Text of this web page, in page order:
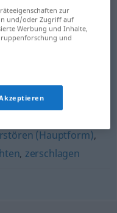
(Hauptform),
, zerschlagen
zur
und/oder Zugriff auf
Werbung und Inhalte,
und